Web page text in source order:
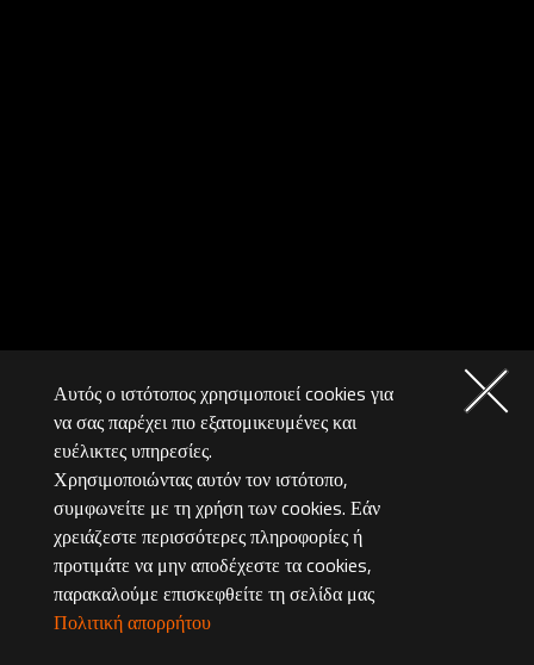
Αυτός ο ιστότοπος χρησιμοποιεί cookies για
να σας παρέχει πιο εξατομικευμένες και
ευέλικτες υπηρεσίες.
Χρησιμοποιώντας αυτόν τον ιστότοπο,
συμφωνείτε με τη χρήση των cookies. Εάν
χρειάζεστε περισσότερες πληροφορίες ή
προτιμάτε να μην αποδέχεστε τα cookies,
παρακαλούμε επισκεφθείτε τη σελίδα μας
Πολιτική απορρήτου